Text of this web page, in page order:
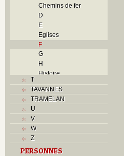
Chemins de fer
D
E
Eglises
F
G
H
Histoire
J
L
R
T
TAVANNES
TRAMELAN
U
V
W
Z
PERSONNES